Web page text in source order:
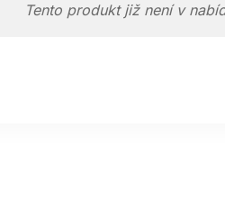
Tento produkt již není v